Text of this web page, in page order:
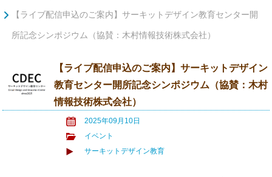
【ライブ配信申込のご案内】サーキットデザイン教育センター開
所記念シンポジウム（協賛：木村情報技術株式会社）
【ライブ配信申込のご案内】サーキットデザイン
教育センター開所記念シンポジウム（協賛：木村
情報技術株式会社）
2025年09月10日
イベント
サーキットデザイン教育